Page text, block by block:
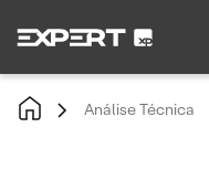
Análise Técnica